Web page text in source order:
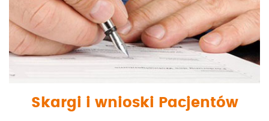
Skargi i wnioski Pacjentów